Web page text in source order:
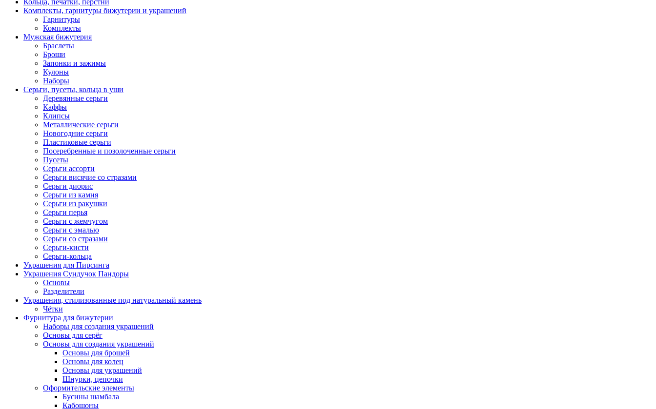
Кольца, печатки, перстни
Комплекты, гарнитуры бижутерии и украшений
Гарнитуры
Комплекты
Мужская бижутерия
Браслеты
Броши
Запонки и зажимы
Кулоны
Наборы
Серьги, пусеты, кольца в уши
Деревянные серьги
Каффы
Клипсы
Металлические серьги
Новогодние серьги
Пластиковые серьги
Посеребренные и позолоченные серьги
Пусеты
Серьги ассорти
Серьги висячие со стразами
Серьги диорис
Серьги из камня
Серьги из ракушки
Серьги перья
Серьги с жемчугом
Серьги с эмалью
Серьги со стразами
Серьги-кисти
Серьги-кольца
Украшения для Пирсинга
Украшения Сундучок Пандоры
Основы
Разделители
Украшения, стилизованные под натуральный камень
Чётки
Фурнитура для бижутерии
Наборы для создания украшений
Основы для серёг
Основы для создания украшений
Основы для брошей
Основы для колец
Основы для украшений
Шнурки, цепочки
Оформительские элементы
Бусины шамбала
Кабошоны